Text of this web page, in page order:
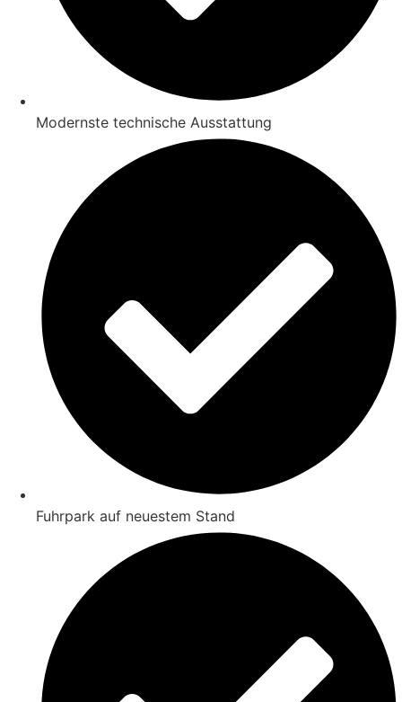
Modernste technische Ausstattung
Fuhrpark auf neuestem Stand